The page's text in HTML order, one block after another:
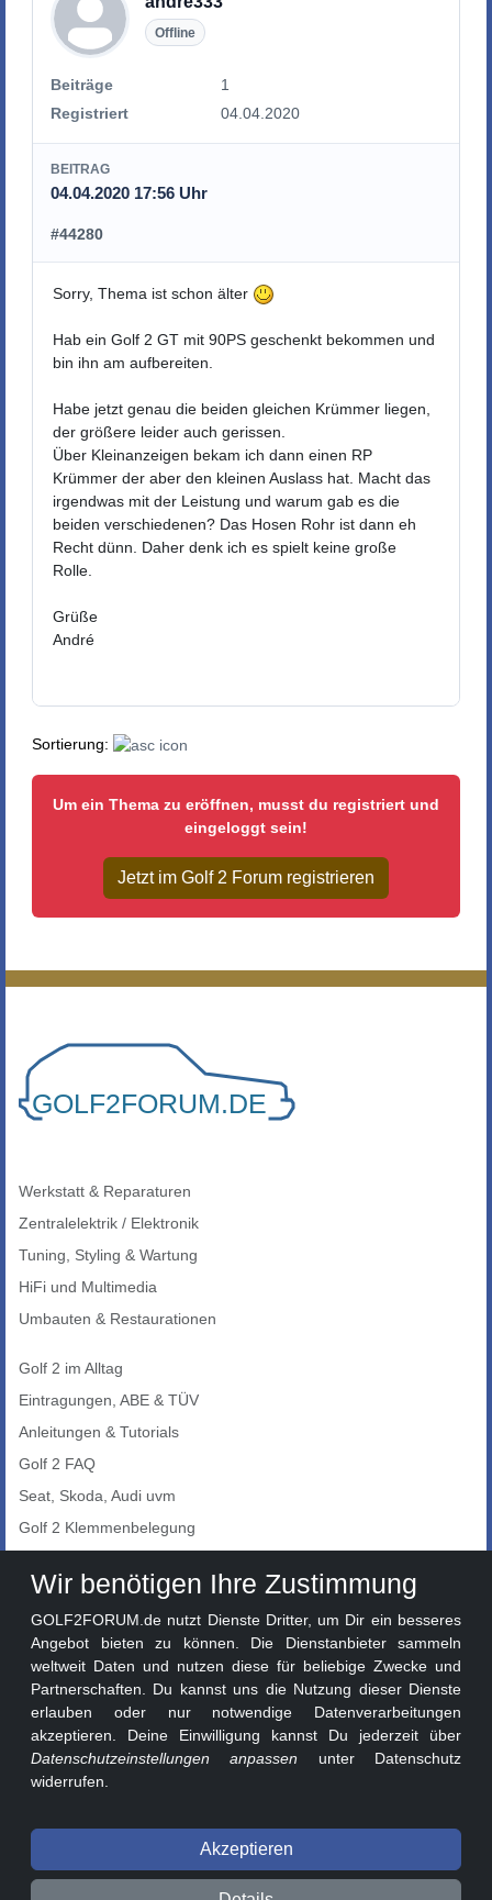
Offline
Beiträge
1
Registriert
04.04.2020
BEITRAG
04.04.2020 17:56 Uhr
#44280
Sorry, Thema ist schon älter
Hab ein Golf 2 GT mit 90PS geschenkt bekommen und
bin ihn am aufbereiten.
Habe jetzt genau die beiden gleichen Krümmer liegen,
der größere leider auch gerissen.
Über Kleinanzeigen bekam ich dann einen RP
Krümmer der aber den kleinen Auslass hat. Macht das
irgendwas mit der Leistung und warum gab es die
beiden verschiedenen? Das Hosen Rohr ist dann eh
Recht dünn. Daher denk ich es spielt keine große
Rolle.
Grüße
André
Sortierung:
Um ein Thema zu eröffnen, musst du registriert und
eingeloggt sein!
Jetzt im Golf 2 Forum registrieren
Werkstatt & Reparaturen
Zentralelektrik / Elektronik
Tuning, Styling & Wartung
HiFi und Multimedia
Umbauten & Restaurationen
Golf 2 im Alltag
Eintragungen, ABE & TÜV
Anleitungen & Tutorials
Golf 2 FAQ
Seat, Skoda, Audi uvm
Golf 2 Klemmenbelegung
Auto-Showroom
Golf 2 Lackcodes
Sonderversionen
Sonstige Marken
© 2026 GOLF2FORUM - Volkswagen Golf II Forum seit 2010 ❤️
Wir benötigen Ihre Zustimmung
GOLF2FORUM.de nutzt Dienste Dritter, um Dir ein besseres
Angebot bieten zu können. Die Dienstanbieter sammeln
weltweit Daten und nutzen diese für beliebige Zwecke und
Partnerschaften. Du kannst uns die Nutzung dieser Dienste
erlauben oder nur notwendige Datenverarbeitungen
akzeptieren. Deine Einwilligung kannst Du jederzeit über
Datenschutzeinstellungen anpassen unter Datenschutz
widerrufen.
Akzeptieren